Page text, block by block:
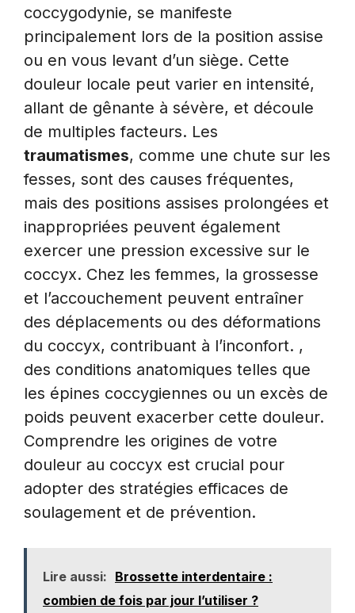
coccygodynie, se manifeste
principalement lors de la position assise
ou en vous levant d’un siège. Cette
douleur locale peut varier en intensité,
allant de gênante à sévère, et découle
de multiples facteurs. Les
traumatismes, comme une chute sur les
fesses, sont des causes fréquentes,
mais des positions assises prolongées et
inappropriées peuvent également
exercer une pression excessive sur le
coccyx. Chez les femmes, la grossesse
et l’accouchement peuvent entraîner
des déplacements ou des déformations
du coccyx, contribuant à l’inconfort. ,
des conditions anatomiques telles que
les épines coccygiennes ou un excès de
poids peuvent exacerber cette douleur.
Comprendre les origines de votre
douleur au coccyx est crucial pour
adopter des stratégies efficaces de
soulagement et de prévention.
Lire aussi: Brossette interdentaire :
combien de fois par jour l’utiliser ?